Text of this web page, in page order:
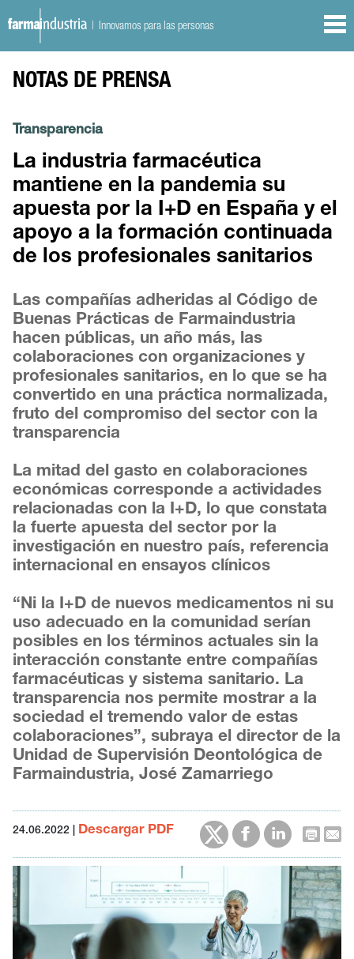
| Innovamos para las personas
NOTAS DE PRENSA
Transparencia
La industria farmacéutica
mantiene en la pandemia su
apuesta por la I+D en España y el
apoyo a la formación continuada
de los profesionales sanitarios
Las compañías adheridas al Código de
Buenas Prácticas de Farmaindustria
hacen públicas, un año más, las
colaboraciones con organizaciones y
profesionales sanitarios, en lo que se ha
convertido en una práctica normalizada,
fruto del compromiso del sector con la
transparencia
La mitad del gasto en colaboraciones
económicas corresponde a actividades
relacionadas con la I+D, lo que constata
la fuerte apuesta del sector por la
investigación en nuestro país, referencia
internacional en ensayos clínicos
“Ni la I+D de nuevos medicamentos ni su
uso adecuado en la comunidad serían
posibles en los términos actuales sin la
interacción constante entre compañías
farmacéuticas y sistema sanitario. La
transparencia nos permite mostrar a la
sociedad el tremendo valor de estas
colaboraciones”, subraya el director de la
Unidad de Supervisión Deontológica de
Farmaindustria, José Zamarriego
24.06.2022 Descargar PDF